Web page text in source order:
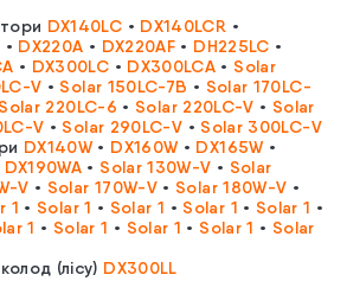
DX140LC • DX140LCR •
• DX220A • DX220AF • DH225LC •
• DX300LC • DX300LCA • Solar
V • Solar 150LC-7B • Solar 170LC-
Solar 220LC-6 • Solar 220LC-V • Solar
V • Solar 290LC-V • Solar 300LC-V
DX140W• DX160W• DX165W•
DX190WA • Solar 130W-V • Solar
V • Solar 170W-V • Solar 180W-V •
1 • Solar 1 • Solar 1 • Solar 1 • Solar 1 •
1 • Solar 1 • Solar 1 • Solar 1 • Solar
(лісу) DX300LL